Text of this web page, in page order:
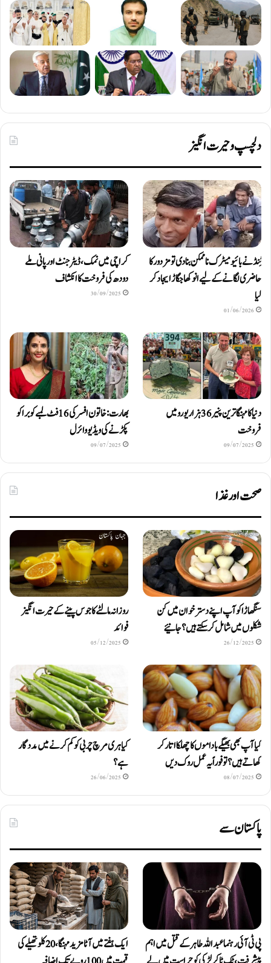
دلچسپ و حیرت انگیز
ٹِنڈ نے بائیومیٹرک ناممکن بنا دی تو مزدور کا
حاضری لگانے کے لیے انوکھا جگاڑ ایجاد کر
لیا
01/06/2026
کراچی میں نمک، ڈیٹرجنٹ اور پانی ملے
دودھ کی فروخت کا انکشاف
30/09/2025
دنیا کا مہنگا ترین پنیر 36 ہزار یورو میں
فروخت
09/07/2025
بھارت: خاتون افسر کی 16 فٹ لمبے کوبرا کو
پکڑنے کی ویڈیو وائرل
09/07/2025
صحت اور غذا
سنگھاڑا کو آپ اپنے دستر خوان میں کن
شکلوں میں شامل کرسکتے ہیں ؟ جانیئے
26/12/2025
روزانہ مالٹے کا جوس پینے کے حیرت انگیز
فوائد
05/12/2025
کیا آپ بھی بھیگے باداموں کا چھلکا اتار کر
کھاتے ہیں؟ تو فوراً یہ عمل روک دیں
08/07/2025
کیا ہری مرچ چربی کو کم کرنے میں مددگار
ہے؟
26/06/2025
پاکستان سے
پی ٹی آئی رہنما عبداللہ طاہر کے قتل میں اہم
ایک ہفتے میں آٹا مزید مہنگا، 20 کلو تھیلے کی